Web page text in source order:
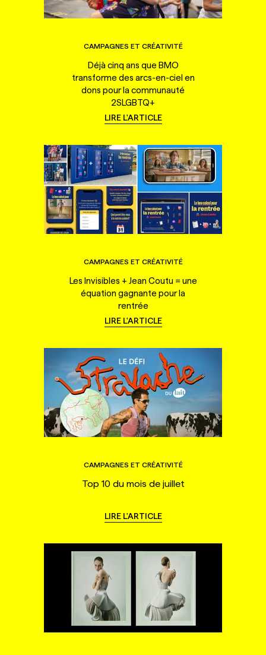
CAMPAGNES ET CRÉATIVITÉ
Déjà cinq ans que BMO
transforme des arcs-en-ciel en
dons pour la communauté
2SLGBTQ+
LIRE L'ARTICLE
CAMPAGNES ET CRÉATIVITÉ
Les Invisibles + Jean Coutu = une
équation gagnante pour la
rentrée
LIRE L'ARTICLE
CAMPAGNES ET CRÉATIVITÉ
Top 10 du mois de juillet
LIRE L'ARTICLE